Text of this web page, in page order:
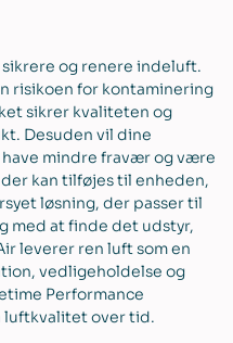
sikrere og renere indeluft.
risikoen for kontaminering
sikrer kvaliteten og
Desuden vil dine
mindre fravær og være
kan tilføjes til enheden,
løsning, der passer til
med at finde det udstyr,
leverer ren luft som en
vedligeholdelse og
Performance
luftkvalitet over tid.